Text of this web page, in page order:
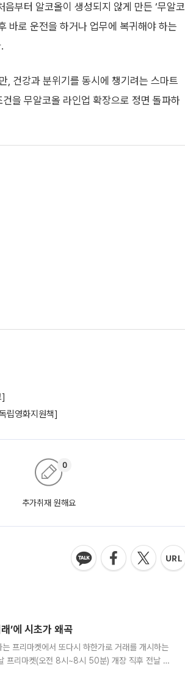
부터 알코올이 생성되지 않게 만든 ‘무알코
바로 운전을 하거나 업무에 복귀해야 하는
, 건강과 분위기를 동시에 챙기려는 스마트
을 무알코올 라인업 확장으로 정면 돌파하
]
립영화지원책]
추가취재 원해요
0
’에 시초가 왜곡
프리마켓에서 또다시 하한가로 거래를 개시하는
프리마켓(오전 8시~8시 50분) 개장 직후 전날 정